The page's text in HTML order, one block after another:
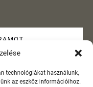
technológiákat használunk,
az eszköz információihoz.